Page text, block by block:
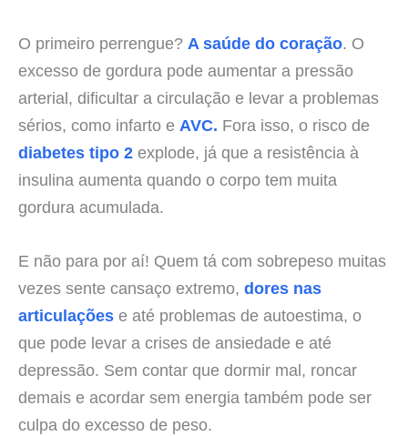
O primeiro perrengue? A saúde do coração. O
excesso de gordura pode aumentar a pressão
arterial, dificultar a circulação e levar a problemas
sérios, como infarto e AVC. Fora isso, o risco de
diabetes tipo 2 explode, já que a resistência à
insulina aumenta quando o corpo tem muita
gordura acumulada.
E não para por aí! Quem tá com sobrepeso muitas
vezes sente cansaço extremo, dores nas
articulações e até problemas de autoestima, o
que pode levar a crises de ansiedade e até
depressão. Sem contar que dormir mal, roncar
demais e acordar sem energia também pode ser
culpa do excesso de peso.